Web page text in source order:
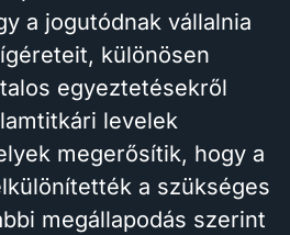
a jogutódnak vállalnia
különösen
egyeztetésekről
levelek
megerősítik, hogy a
a szükséges
megállapodás szerint